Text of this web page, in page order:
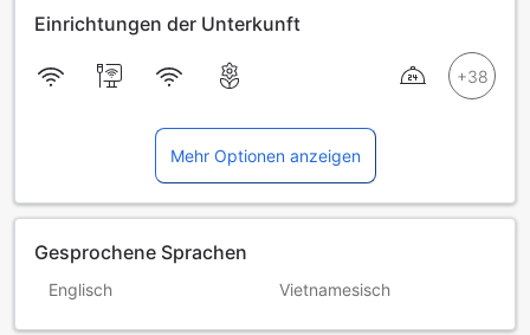
Einrichtungen der Unterkunft
Mehr Optionen anzeigen
Gesprochene Sprachen
Englisch Vietnamesisch